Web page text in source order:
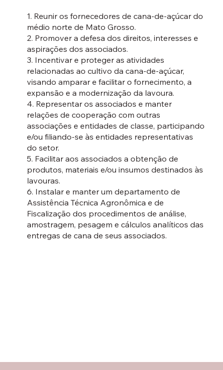
1. Reunir os fornecedores de cana-de-açúcar do
médio norte de Mato Grosso.
2. Promover a defesa dos direitos, interesses e
aspirações dos associados.
3. Incentivar e proteger as atividades
relacionadas ao cultivo da cana-de-açúcar,
visando amparar e facilitar o fornecimento, a
expansão e a modernização da lavoura.
4. Representar os associados e manter
relações de cooperação com outras
associações e entidades de classe, participando
e/ou filiando-se às entidades representativas
do setor.
5. Facilitar aos associados a obtenção de
produtos, materiais e/ou insumos destinados às
lavouras.
6. Instalar e manter um departamento de
Assistência Técnica Agronômica e de
Fiscalização dos procedimentos de análise,
amostragem, pesagem e cálculos analíticos das
entregas de cana de seus associados.